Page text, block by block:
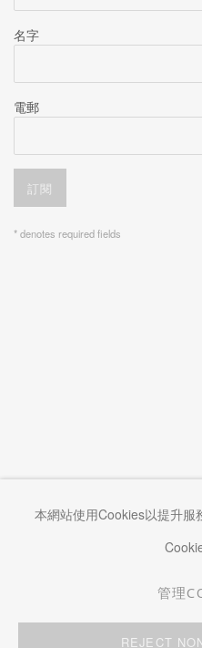
名字
電郵
訂閱
* denotes required fields
COPYRIGHT © 2026 KWAI
本網站使用Cookies以提升服
管理
REJECT